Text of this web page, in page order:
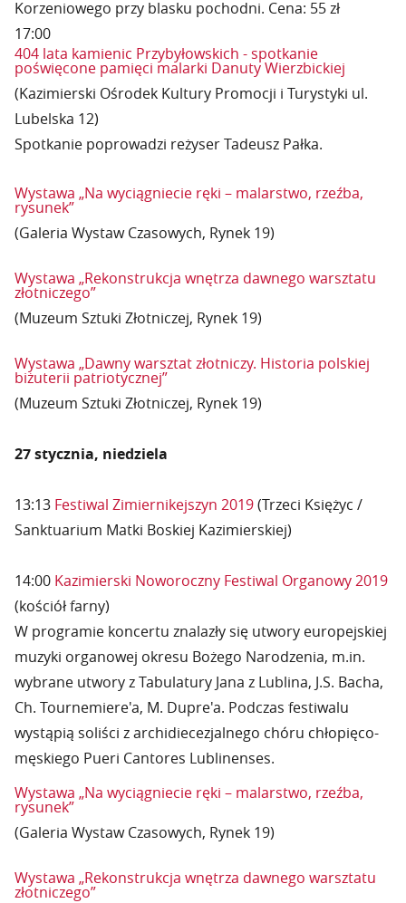
Korzeniowego przy blasku pochodni. Cena: 55 zł
17:00
404 lata kamienic Przybyłowskich - spotkanie
poświęcone pamięci malarki Danuty Wierzbickiej
(Kazimierski Ośrodek Kultury Promocji i Turystyki ul.
Lubelska 12)
Spotkanie poprowadzi reżyser Tadeusz Pałka.
Wystawa „Na wyciągniecie ręki – malarstwo, rzeźba,
rysunek”
(Galeria Wystaw Czasowych, Rynek 19)
Wystawa „Rekonstrukcja wnętrza dawnego warsztatu
złotniczego”
(Muzeum Sztuki Złotniczej, Rynek 19)
Wystawa „Dawny warsztat złotniczy. Historia polskiej
biżuterii patriotycznej”
(Muzeum Sztuki Złotniczej, Rynek 19)
27 stycznia, niedziela
13:13 Festiwal Zimiernikejszyn 2019(Trzeci Księżyc /
Sanktuarium Matki Boskiej Kazimierskiej)
14:00 Kazimierski Noworoczny Festiwal Organowy 2019
(kościół farny)
W programie koncertu znalazły się utwory europejskiej
muzyki organowej okresu Bożego Narodzenia, m.in.
wybrane utwory z Tabulatury Jana z Lublina, J.S. Bacha,
Ch. Tournemiere'a, M. Dupre'a. Podczas festiwalu
wystąpią soliści z archidiecezjalnego chóru chłopięco-
męskiego Pueri Cantores Lublinenses.
Wystawa „Na wyciągniecie ręki – malarstwo, rzeźba,
rysunek”
(Galeria Wystaw Czasowych, Rynek 19)
Wystawa „Rekonstrukcja wnętrza dawnego warsztatu
złotniczego”